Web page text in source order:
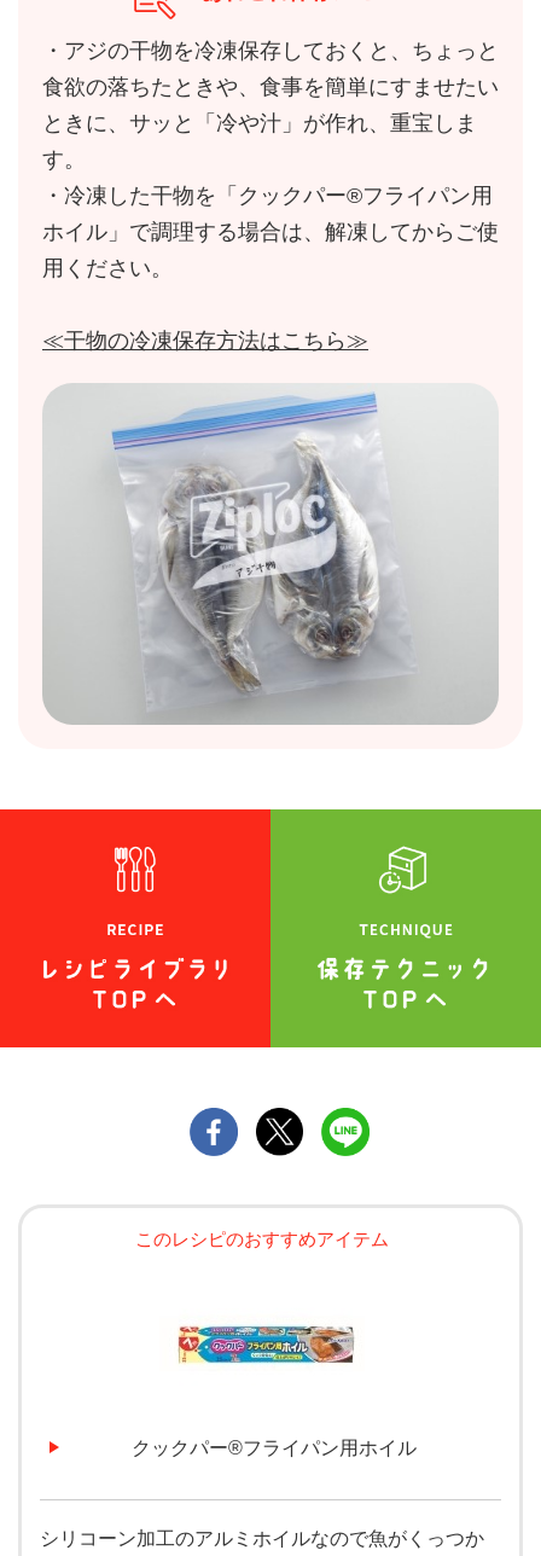
・アジの干物を冷凍保存しておくと、ちょっと
食欲の落ちたときや、食事を簡単にすませたい
ときに、サッと「冷や汁」が作れ、重宝しま
す。
・冷凍した干物を「クックパー®フライパン用
ホイル」で調理する場合は、解凍してからご使
用ください。
≪干物の冷凍保存方法はこちら≫
このレシピのおすすめアイテム
クックパー®フライパン用ホイル
シリコーン加工のアルミホイルなので魚がくっつか